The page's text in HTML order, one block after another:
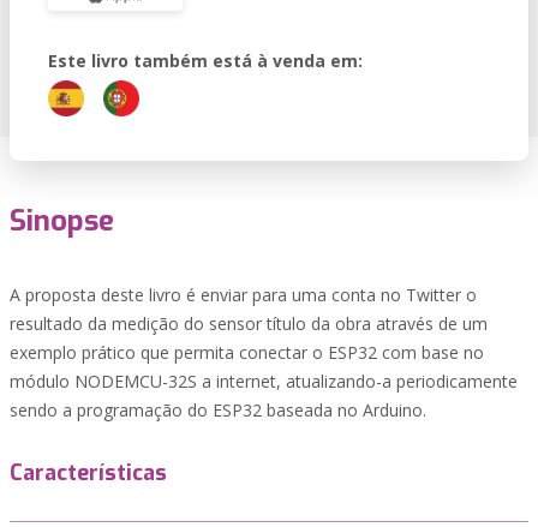
Este livro também está à venda em:
Sinopse
A proposta deste livro é enviar para uma conta no Twitter o
resultado da medição do sensor título da obra através de um
exemplo prático que permita conectar o ESP32 com base no
módulo NODEMCU-32S a internet, atualizando-a periodicamente
sendo a programação do ESP32 baseada no Arduino.
Características